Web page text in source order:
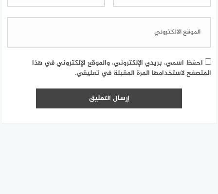
احفظ اسمي، بريدي الإلكتروني، والموقع الإلكتروني في هذا
المتصفح لاستخدامها المرة المقبلة في تعليقي.